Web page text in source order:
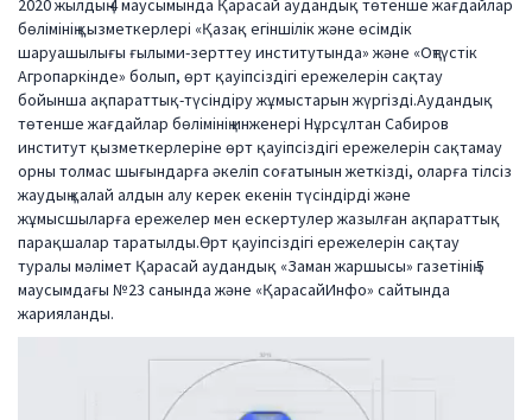
бөлімінің қызметкерлері «Қазақ егіншілік және өсімдік
шаруашылығы ғылыми-зерттеу институтында» және «Оңтүстік
Агропаркінде» болып, өрт қауіпсіздігі ережелерін сақтау
бойынша ақпараттық-түсіндіру жұмыстарын жүргізді.Аудандық
төтенше жағдайлар бөлімінің инженері Нұрсұлтан Сабиров
институт қызметкерлеріне өрт қауіпсіздігі ережелерін сақтамау
орны толмас шығындарға әкеліп соғатынын жеткізді, оларға тілсіз
жаудың қалай алдын алу керек екенін түсіндірді және
жұмысшыларға ережелер мен ескертулер жазылған ақпараттық
парақшалар таратылды.Өрт қауіпсіздігі ережелерін сақтау
туралы мәлімет Қарасай аудандық «Заман жаршысы» газетінің 5
маусымдағы №23 санында және «ҚарасайИнфо» сайтында
жарияланды.